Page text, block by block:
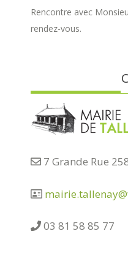
Rencontre avec
rendez-vous.
7 Grande Rue
03 81 58 85 77